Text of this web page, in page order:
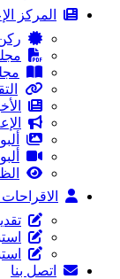
المركز
ركن
اتصل بنا